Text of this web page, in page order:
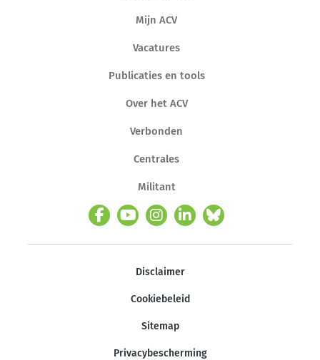
Mijn ACV
Vacatures
Publicaties en tools
Over het ACV
Verbonden
Centrales
Militant
Disclaimer
Cookiebeleid
Sitemap
Privacybescherming